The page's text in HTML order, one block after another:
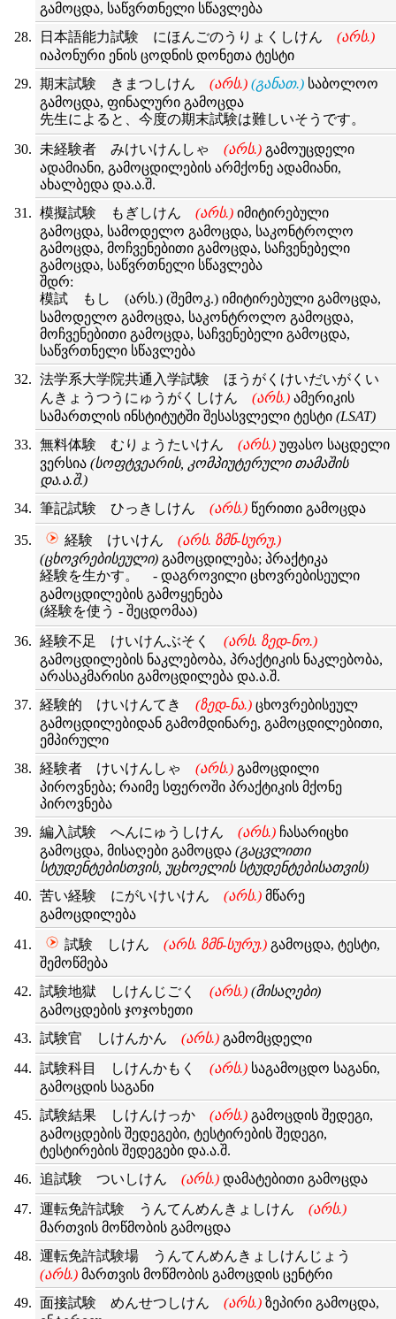
გამოცდა, საწვრთნელი სწავლება
日本語能力試験 にほんごのうりょくしけん (არს.)
იაპონური ენის ცოდნის დონეთა ტესტი
期末試験 きまつしけん (არს.) (განათ.) საბოლოო
გამოცდა, ფინალური გამოცდა
先生によると、今度の期末試験は難しいそうです。
未経験者 みけいけんしゃ (არს.) გამოუცდელი
ადამიანი, გამოცდილების არმქონე ადამიანი,
ახალბედა და.ა.შ.
模擬試験 もぎしけん (არს.) იმიტირებული
გამოცდა, სამოდელო გამოცდა, საკონტროლო
გამოცდა, მოჩვენებითი გამოცდა, საჩვენებელი
გამოცდა, საწვრთნელი სწავლება
შდრ:
模試 もし (არს.) (შემოკ.) იმიტირებული გამოცდა,
სამოდელო გამოცდა, საკონტროლო გამოცდა,
მოჩვენებითი გამოცდა, საჩვენებელი გამოცდა,
საწვრთნელი სწავლება
法学系大学院共通入学試験 ほうがくけいだいがくい
んきょうつうにゅうがくしけん (არს.) ამერიკის
სამართლის ინსტიტუტში შესასვლელი ტესტი (LSAT)
無料体験 むりょうたいけん (არს.) უფასო საცდელი
ვერსია (სოფტვეარის, კომპიუტერული თამაშის
და.ა.შ.)
筆記試験 ひっきしけん (არს.) წერითი გამოცდა
経験 けいけん (არს. ზმნ-სურუ.)
(ცხოვრებისეული) გამოცდილება; პრაქტიკა
経験を生かす。 - დაგროვილი ცხოვრებისეული
გამოცდილების გამოყენება
(経験を使う - შეცდომაა)
経験不足 けいけんぶそく (არს. ზედ-ნო.)
გამოცდილების ნაკლებობა, პრაქტიკის ნაკლებობა,
არასაკმარისი გამოცდილება და.ა.შ.
経験的 けいけんてき (ზედ-ნა.) ცხოვრებისეულ
გამოცდილებიდან გამომდინარე, გამოცდილებითი,
ემპირული
経験者 けいけんしゃ (არს.) გამოცდილი
პიროვნება; რაიმე სფეროში პრაქტიკის მქონე
პიროვნება
編入試験 へんにゅうしけん (არს.) ჩასარიცხი
გამოცდა, მისაღები გამოცდა (გაცვლითი
სტუდენტებისთვის, უცხოელის სტუდენტებისათვის)
苦い経験 にがいけいけん (არს.) მწარე
გამოცდილება
試験 しけん (არს. ზმნ-სურუ.) გამოცდა, ტესტი,
შემოწმება
試験地獄 しけんじごく (არს.) (მისაღები)
გამოცდების ჯოჯოხეთი
試験官 しけんかん (არს.) გამომცდელი
試験科目 しけんかもく (არს.) საგამოცდო საგანი,
გამოცდის საგანი
試験結果 しけんけっか (არს.) გამოცდის შედეგი,
გამოცდების შედეგები, ტესტირების შედეგი,
ტესტირების შედეგები და.ა.შ.
追試験 ついしけん (არს.) დამატებითი გამოცდა
運転免許試験 うんてんめんきょしけん (არს.)
მართვის მოწმობის გამოცდა
運転免許試験場 うんてんめんきょしけんじょう
(არს.) მართვის მოწმობის გამოცდის ცენტრი
面接試験 めんせつしけん (არს.) ზეპირი გამოცდა,